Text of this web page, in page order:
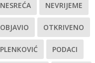
NESREĆA NEVRIJEME
OBJAVIO OTKRIVENO
PLENKOVIĆ PODACI